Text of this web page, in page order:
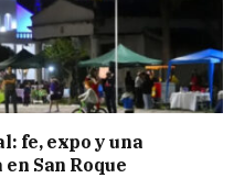
fe, expo y una
San Roque